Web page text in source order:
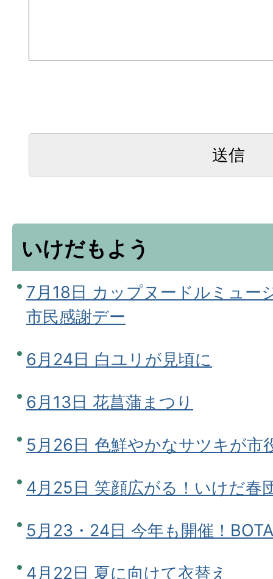
いけだもよう
7月18日 カップヌードルミュー
市民感謝デー
6月24日 白ユリが見頃に
6月13日 花菖蒲まつり
5月26日 色鮮やかなサツキが市
4月25日 笑顔広がる！いけだ春
5月23・24日 今年も開催！
4月22日 夏に向けて衣替え